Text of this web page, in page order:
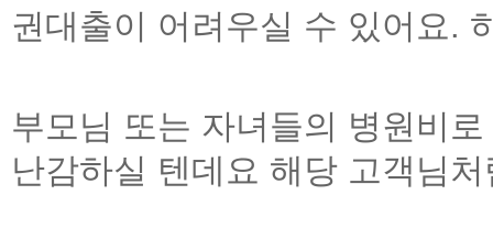
권대출이 어려우실 수 있어요.
부모님 또는 자녀들의 병원비
난감하실 텐데요 해당 고객님처